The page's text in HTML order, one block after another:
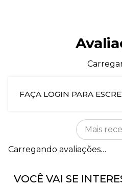
FAÇA LOGIN PARA
Mais
Carregando avaliações…
VOCÊ VAI SE